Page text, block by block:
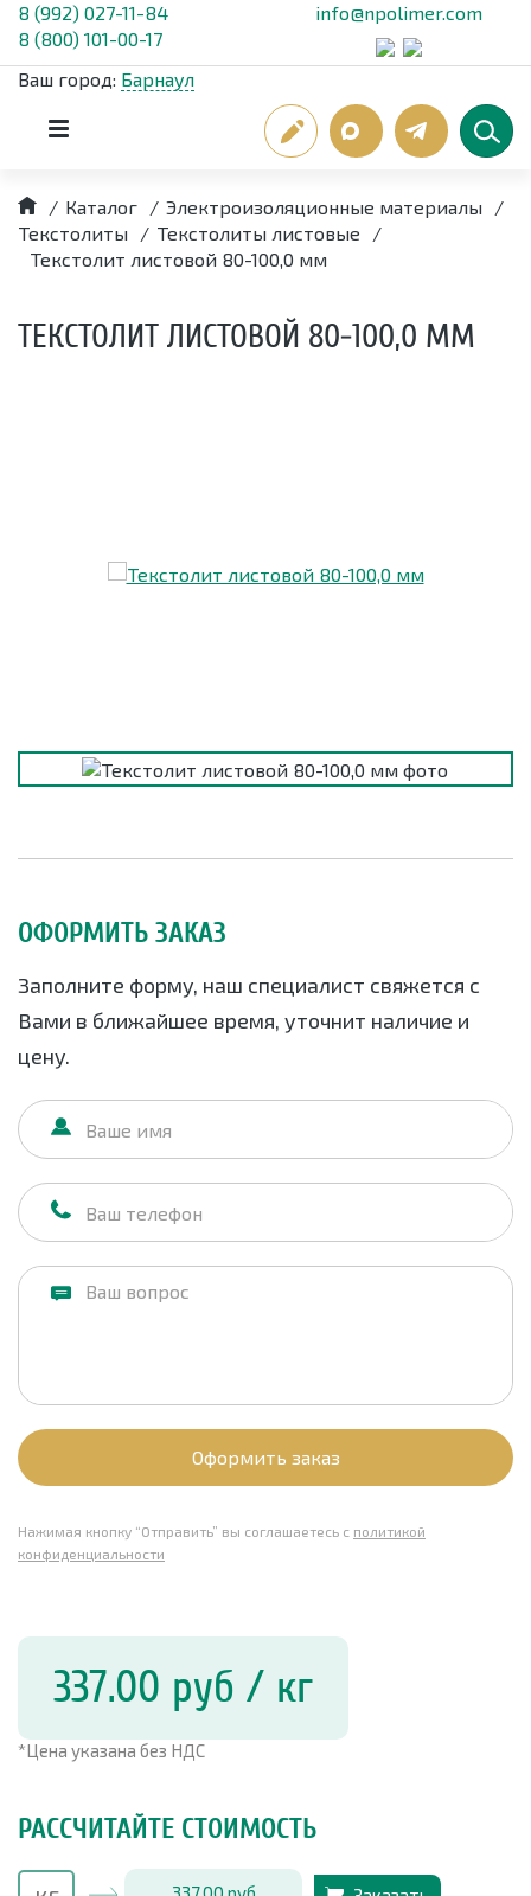
8 (992) 027-11-84
8 (800) 101-00-17
info@npolimer.com
Ваш город: Барнаул
/ Каталог / Электроизоляционные материалы
/
Текстолиты
/ Текстолиты листовые
/
Текстолит листовой 80-100,0 мм
ТЕКСТОЛИТ ЛИСТОВОЙ 80-100,0 ММ
ОФОРМИТЬ ЗАКАЗ
Заполните форму, наш специалист свяжется с
Вами в ближайшее время, уточнит наличие и
цену.
Оформить заказ
Нажимая кнопку “Отправить” вы соглашаетесь с политикой
конфиденциальности
337.00 руб / кг
*Цена указана без НДС
РАССЧИТАЙТЕ СТОИМОСТЬ